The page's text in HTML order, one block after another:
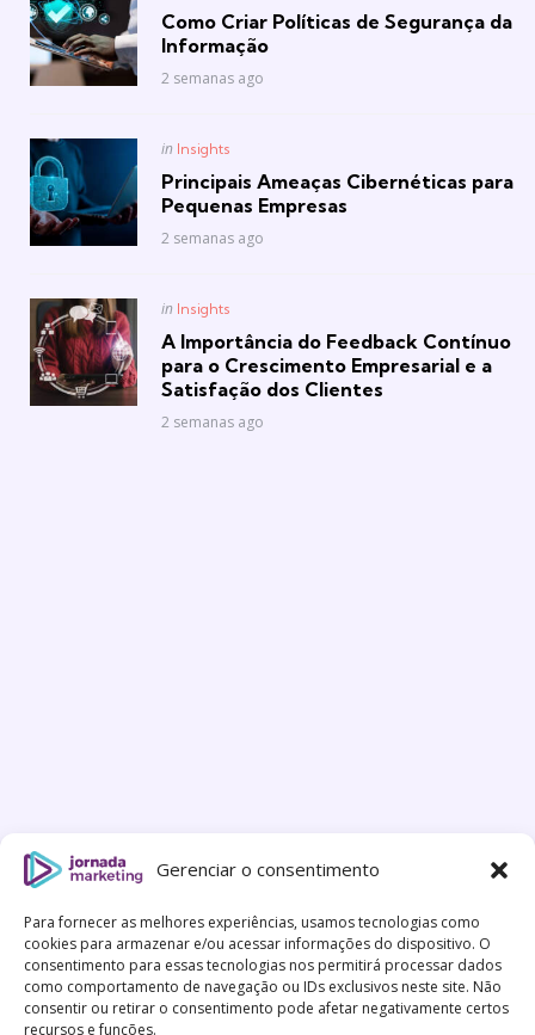
Gerenciar o consentimento
Para fornecer as melhores experiências, usamos tecnologias como
cookies para armazenar e/ou acessar informações do dispositivo. O
consentimento para essas tecnologias nos permitirá processar dados
como comportamento de navegação ou IDs exclusivos neste site. Não
consentir ou retirar o consentimento pode afetar negativamente certos
recursos e funções.
Como Criar Políticas de Segurança da
Informação
2 semanas ago
Posted
in Insights
Principais Ameaças Cibernéticas para
Pequenas Empresas
2 semanas ago
Posted
in Insights
A Importância do Feedback Contínuo
para o Crescimento Empresarial e a
Satisfação dos Clientes
2 semanas ago